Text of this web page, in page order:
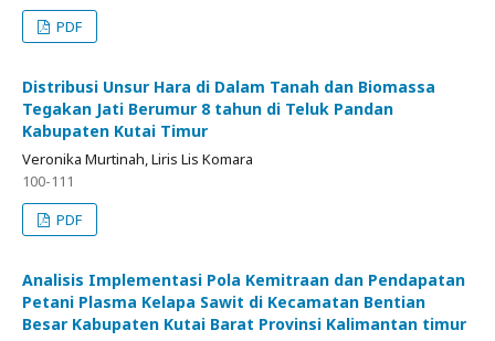
PDF
Distribusi Unsur Hara di Dalam Tanah dan Biomassa
Tegakan Jati Berumur 8 tahun di Teluk Pandan
Kabupaten Kutai Timur
Veronika Murtinah, Liris Lis Komara
100-111
PDF
Analisis Implementasi Pola Kemitraan dan Pendapatan
Petani Plasma Kelapa Sawit di Kecamatan Bentian
Besar Kabupaten Kutai Barat Provinsi Kalimantan timur